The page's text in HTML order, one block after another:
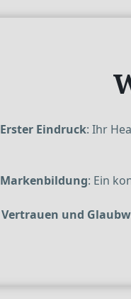
Erster Eindruck: Ihr
Markenbildung: Ein
Vertrauen und